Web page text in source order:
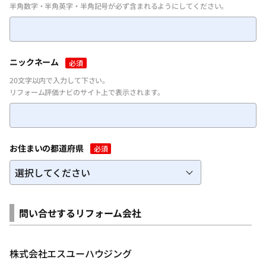
半角数字・半角英字・半角記号が必ず含まれるようにしてください。
ニックネーム
必須
20文字以内で入力して下さい。
リフォーム評価ナビのサイト上で表示されます。
お住まいの都道府県 必須
問い合せするリフォーム会社
株式会社エスユーハウジング